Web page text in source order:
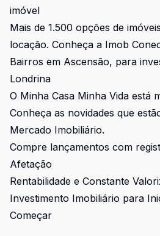
imóvel
Mais de 1.500 opções de
locação. Conheça a Imob
Bairros em Ascensão, para
Londrina
O Minha Casa Minha Vida está
Conheça as novidades que
Mercado Imobiliário.
Compre lançamentos com
Afetação
Rentabilidade e Constante
Investimento Imobiliário para
Começar